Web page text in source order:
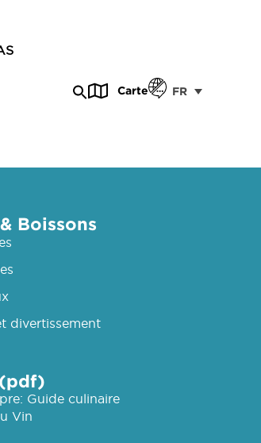
Carte FR
Boissons
divertissement
Guide culinaire
Vin